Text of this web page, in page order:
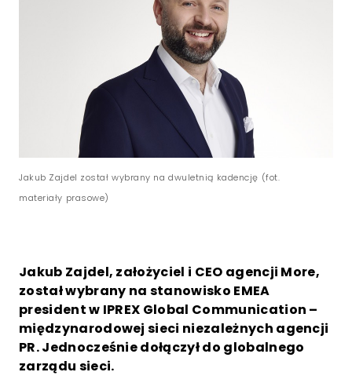
Jakub Zajdel został wybrany na dwuletnią kadencję (fot.
materiały prasowe)
Jakub Zajdel, założyciel i CEO agencji More,
został wybrany na stanowisko EMEA
president w IPREX Global Communication –
międzynarodowej sieci niezależnych agencji
PR. Jednocześnie dołączył do globalnego
zarządu sieci.